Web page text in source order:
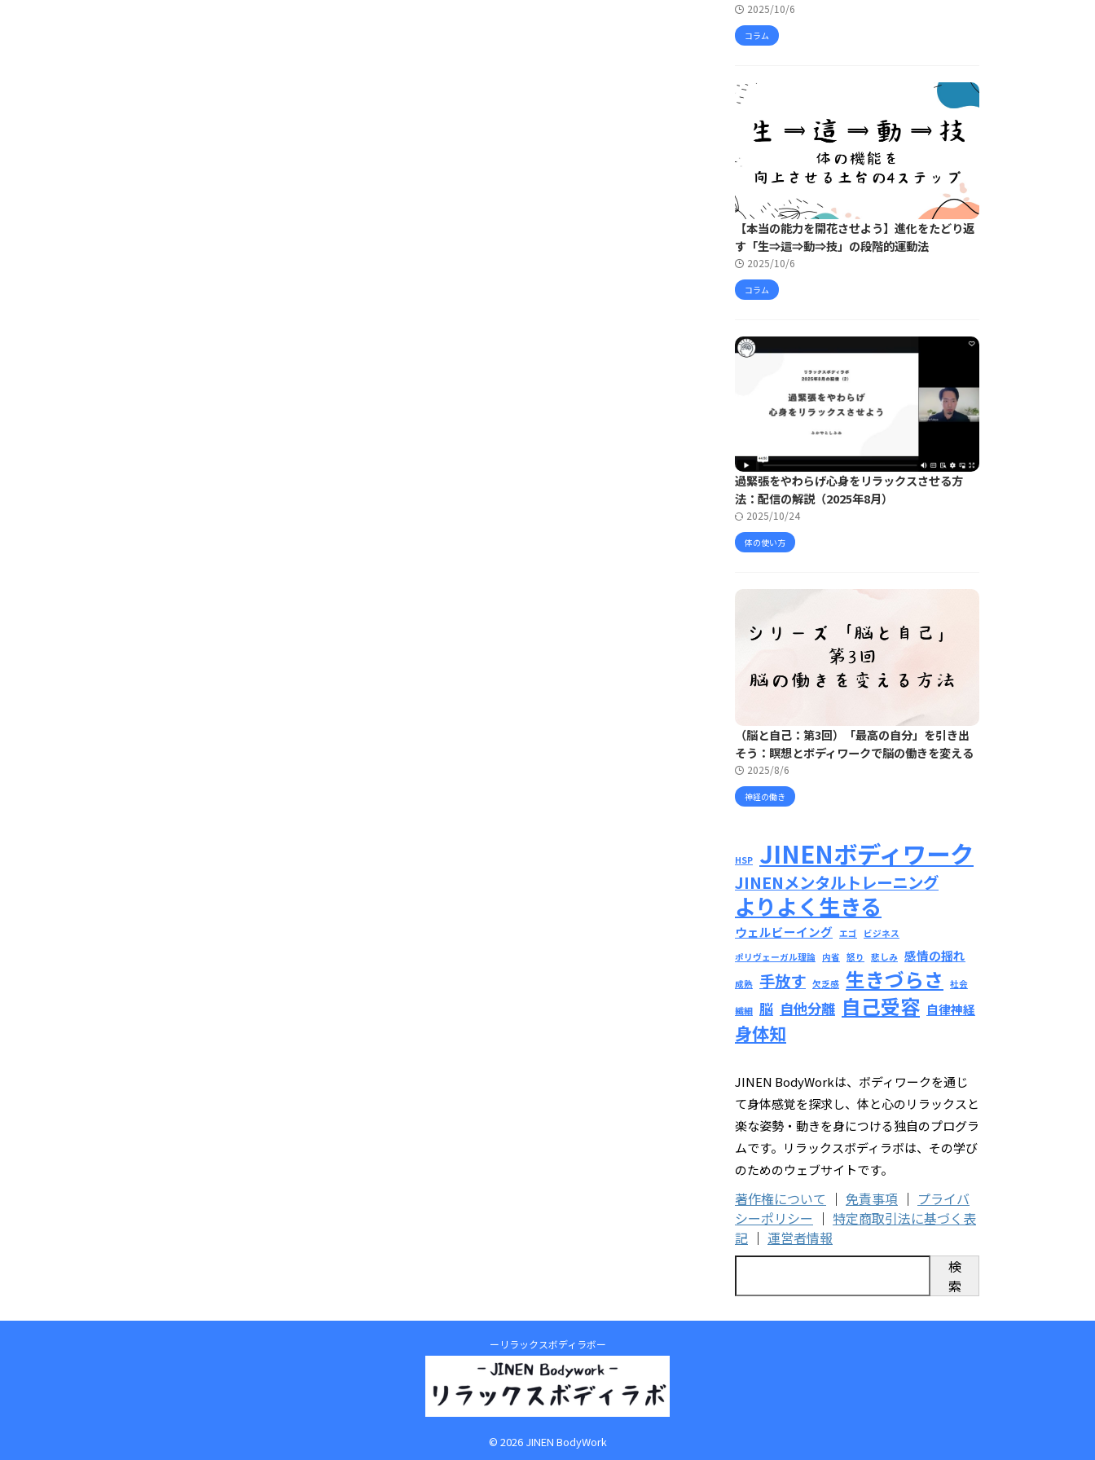
2025/10/6
コラム
【本当の能力を開花させよう】進化をたどり返
す「生⇒這⇒動⇒技」の段階的運動法
2025/10/6
コラム
過緊張をやわらげ心身をリラックスさせる方
法：配信の解説（2025年8月）
2025/10/24
体の使い方
（脳と自己：第3回）「最高の自分」を引き出
そう：瞑想とボディワークで脳の働きを変える
2025/8/6
神経の働き
HSP JINENボディワーク
JINENメンタルトレーニング
よりよく生きる
ウェルビーイング エゴ
ビジネス
ポリヴェーガル理論 内省 怒り 悲しみ 感情の揺れ
成熟 手放す 欠乏感 生きづらさ 社会
繊細 脳 自他分離 自己受容 自律神経
身体知
JINEN BodyWorkは、ボディワークを通じ
て身体感覚を探求し、体と心のリラックスと
楽な姿勢・動きを身につける独自のプログラ
ムです。リラックスボディラボは、その学び
のためのウェブサイトです。
著作権について ｜ 免責事項 ｜ プライバ
シーポリシー ｜ 特定商取引法に基づく表
記 ｜ 運営者情報
検
索
ーリラックスボディラボー
© 2026 JINEN BodyWork